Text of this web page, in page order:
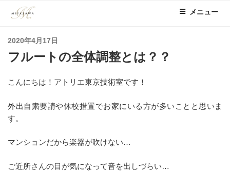
メニュー
投
稿
日:
2020年4月17日
フルートの全体調整とは？？
こんにちは！アトリエ東京技術室です！
外出自粛要請や休校措置でお家にいる方が多いことと思いま
す。
マンションだから楽器が吹けない…
ご近所さんの目が気になって音を出しづらい…